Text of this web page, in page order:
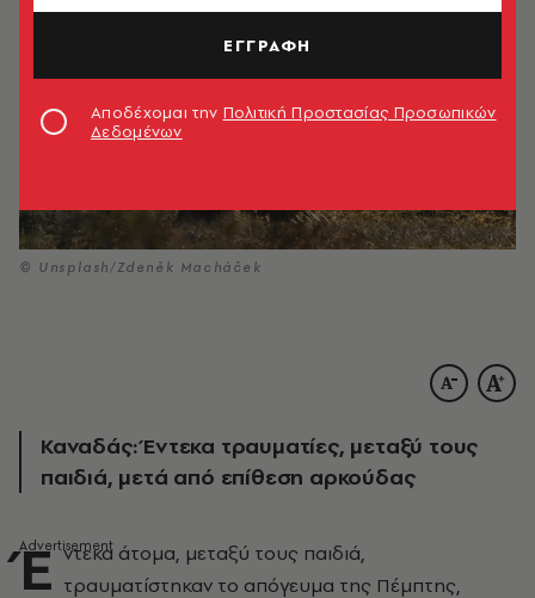
© Unsplash/Zdeněk Macháček
Καναδάς: Έντεκα τραυματίες, μεταξύ τους
παιδιά, μετά από επίθεση αρκούδας
Έ ντεκα άτομα, μεταξύ τους παιδιά,
τραυματίστηκαν το απόγευμα της Πέμπτης,
ΕΓΓΡΑΦΗ
Αποδέχομαι την Πολιτική Προστασίας Προσωπικών
Δεδομένων